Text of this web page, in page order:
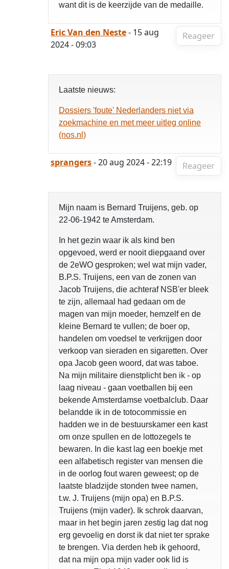
want dit is de keerzijde van de medaille.
Reageer
Eric Van den Neste- 15 aug
2024 - 09:03
Laatste nieuws:
Dossiers 'foute' Nederlanders niet via
zoekmachine en met meer uitleg online
(nos.nl)
Reageer
sprangers- 20 aug 2024 - 22:19
Mijn naam is Bernard Truijens, geb. op
22-06-1942 te Amsterdam.
In het gezin waar ik als kind ben
opgevoed, werd er nooit diepgaand over
de 2eWO gesproken; wel wat mijn vader,
B.P.S. Truijens, een van de zonen van
Jacob Truijens, die achteraf NSB'er bleek
te zijn, allemaal had gedaan om de
magen van mijn moeder, hemzelf en de
kleine Bernard te vullen; de boer op,
handelen om voedsel te verkrijgen door
verkoop van sieraden en sigaretten. Over
opa Jacob geen woord, dat was taboe.
Na mijn militaire dienstplicht ben ik - op
laag niveau - gaan voetballen bij een
bekende Amsterdamse voetbalclub. Daar
belandde ik in de totocommissie en
hadden we in de bestuurskamer een kast
om onze spullen en de lottozegels te
bewaren. In die kast lag een boekje met
een alfabetisch register van mensen die
in de oorlog fout waren geweest; op de
laatste bladzijde stonden twee namen,
t.w. J. Truijens (mijn opa) en B.P.S.
Truijens (mijn vader). Ik schrok daarvan,
maar in het begin jaren zestig lag dat nog
erg gevoelig en dorst ik dat niet ter sprake
te brengen. Via derden heb ik gehoord,
dat na mijn opa mijn vader ook lid is